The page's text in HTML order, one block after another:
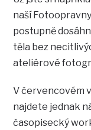
naší
postupně
těla bez
ateliérové
V červencovém
najdete jednak
časopisecký